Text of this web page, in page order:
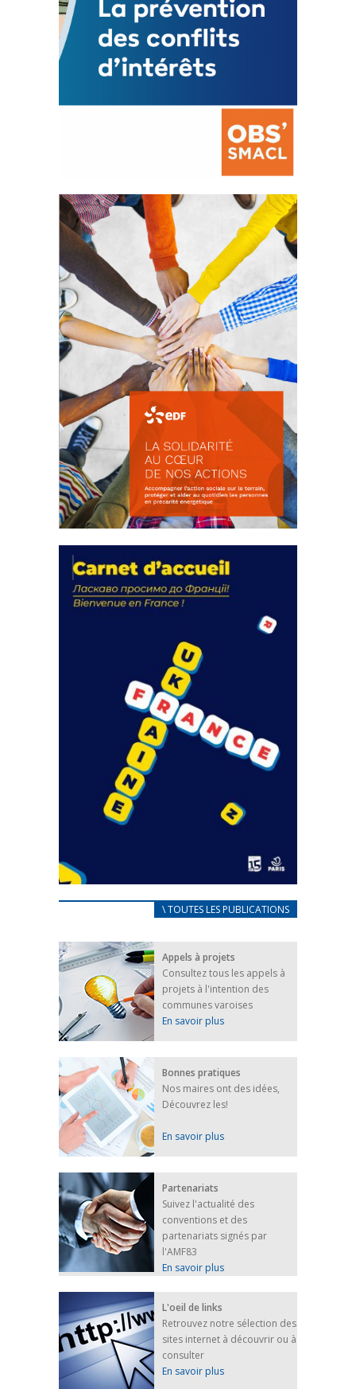
La prévention des conflits
d’intérêts
18 septembre 2023
FEUILLETER
actions
18 septembre 2023
FEUILLETER
CARNET D’ACCUEIL
25 avril 2022
Afin d’accompagner au mieux les réfugiés
ukrainiens arrivés en France,...
FEUILLETER
\ TOUTES LES PUBLICATIONS
Appels à projets
Consultez tous les appels à
projets à l'intention des
communes varoises
En savoir plus
Bonnes pratiques
Nos maires ont des idées,
Découvrez les!
En savoir plus
Partenariats
Suivez l'actualité des
conventions et des
partenariats signés par
l'AMF83
En savoir plus
L'oeil de links
Retrouvez notre sélection des
sites internet à découvrir ou à
consulter
En savoir plus